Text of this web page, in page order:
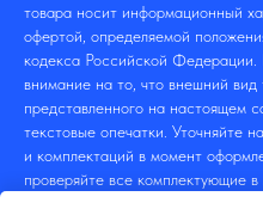
товара носит информационный
офертой, определяемой
кодекса Российской
внимание на то, что внешний вид
представленного на настоящем
текстовые опечатки. Уточняйте
и комплектаций в момент
проверяйте все комплектующие